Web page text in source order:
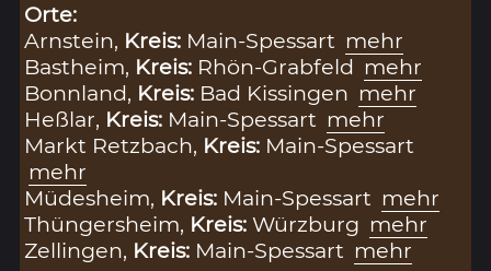
Orte:
Arnstein, Kreis: Main-Spessart mehr
Bastheim, Kreis: Rhön-Grabfeld mehr
Bonnland, Kreis: Bad Kissingen mehr
Heßlar, Kreis: Main-Spessart mehr
Markt Retzbach, Kreis: Main-Spessart
mehr
Müdesheim, Kreis: Main-Spessart mehr
Thüngersheim, Kreis:Würzburg mehr
Zellingen, Kreis: Main-Spessart mehr